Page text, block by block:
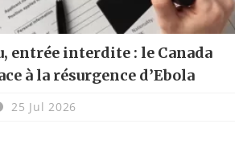
entrée interdite : le Canada
à la résurgence d’Ebola
25 Jul 2026